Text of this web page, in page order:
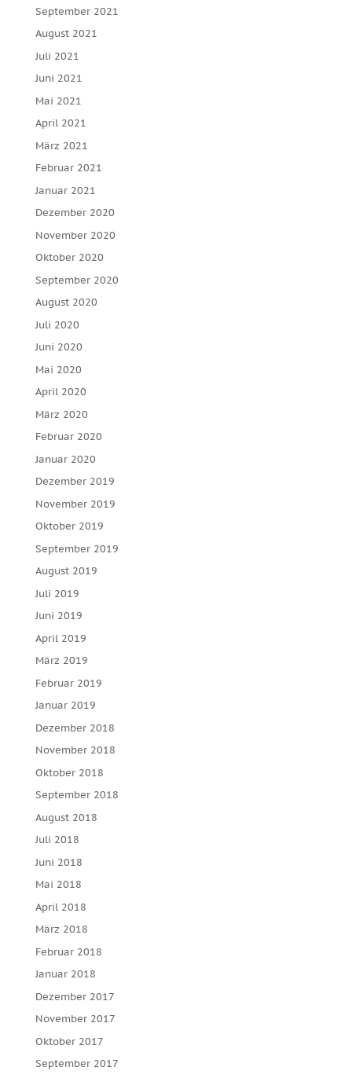
September 2021
August 2021
Juli 2021
Juni 2021
Mai 2021
April 2021
März 2021
Februar 2021
Januar 2021
Dezember 2020
November 2020
Oktober 2020
September 2020
August 2020
Juli 2020
Juni 2020
Mai 2020
April 2020
März 2020
Februar 2020
Januar 2020
Dezember 2019
November 2019
Oktober 2019
September 2019
August 2019
Juli 2019
Juni 2019
April 2019
März 2019
Februar 2019
Januar 2019
Dezember 2018
November 2018
Oktober 2018
September 2018
August 2018
Juli 2018
Juni 2018
Mai 2018
April 2018
März 2018
Februar 2018
Januar 2018
Dezember 2017
November 2017
Oktober 2017
September 2017